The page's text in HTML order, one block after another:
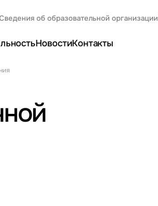
об образовательной организации
НовостиКонтакты